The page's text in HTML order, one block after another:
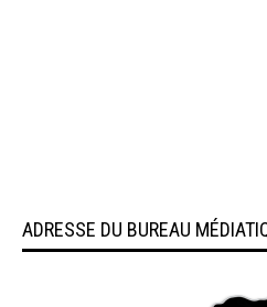
ADRESSE DU BUREAU